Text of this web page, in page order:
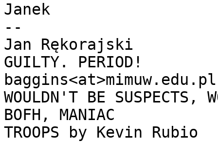
Janek
--
Jan Rękorajski
GUILTY. PERIOD!
WOULDN'T BE SUSPECTS,
BOFH, MANIAC
TROOPS by Kevin Rubio